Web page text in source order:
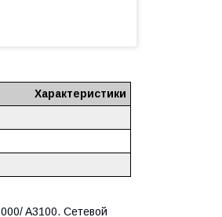
Характеристики
A3100. Сетевой